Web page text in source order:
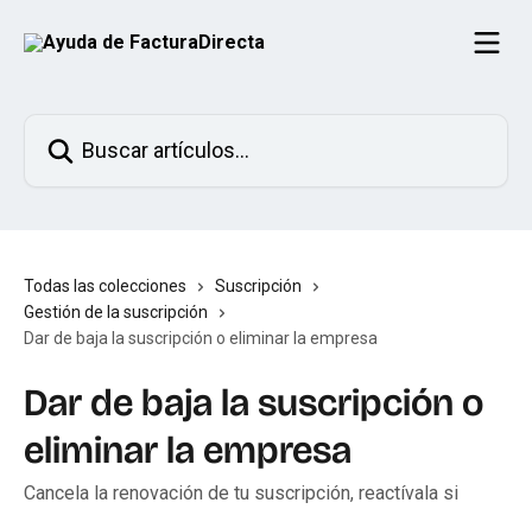
Todas las colecciones
Suscripción
Gestión de la suscripción
Dar de baja la suscripción o eliminar la empresa
Dar de baja la suscripción o
eliminar la empresa
Cancela la renovación de tu suscripción, reactívala si